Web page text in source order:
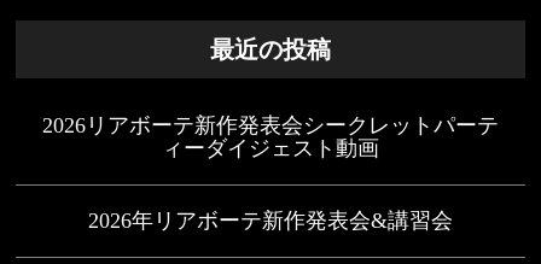
最近の投稿
2026リアボーテ新作発表会シークレットパーテ
ィーダイジェスト動画
2026年リアボーテ新作発表会&講習会